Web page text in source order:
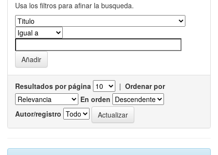
Usa los filtros para afinar la busqueda.
Resultados por página | Ordenar por
En orden
Autor/registro